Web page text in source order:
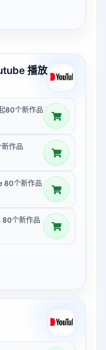
播放
80个新作品
作品
80个新作品
个新作品